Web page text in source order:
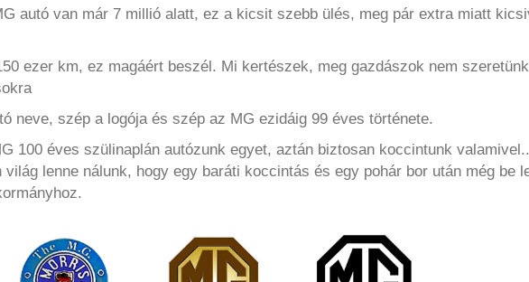
autó van már 7 millió alatt, ez a kicsit szebb ülés, meg pár extra miatt
ezer km, ez magáért beszél. Mi kertészek, meg gazdászok nem
neve, szép a logója és szép az MG ezidáig 99 éves története.
100 éves szülinaplán autózunk egyet, aztán biztosan koccintunk
világ lenne nálunk, hogy egy baráti koccintás és egy pohár bor után még be